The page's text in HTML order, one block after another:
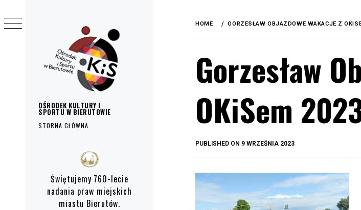
OŚRODEK KULTURY I
SPORTU W BIERUTOWIE
STORNA GŁÓWNA
Świętujemy 760-lecie
nadania praw miejskich
miastu Bierutów.
HOME GORZESŁAW OBJAZDOWE WAKACJE Z
Gorzesław
OKiSem
PUBLISHED ON 9 WRZEŚNIA 2023